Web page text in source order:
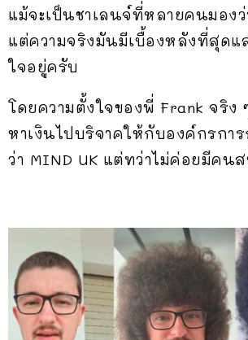
แม้จะเป็นชาเลนจ์ที่หลายคนมองว่
แต่ความจริงมันมีเบื้องหลังที่สุดแ
ใจอยู่ครับ
โดยความตั้งใจของพี่ Frank จริง
หาเงินไปบริจาคให้กับองค์กรกา
ว่า MIND UK แต่ทว่าไม่ค่อยมีคน